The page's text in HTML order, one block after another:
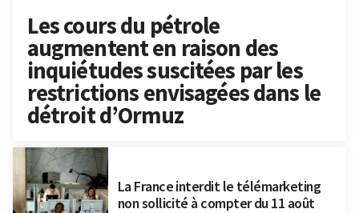
Les cours du pétrole
augmentent en raison des
inquiétudes suscitées par les
restrictions envisagées dans le
détroit d’Ormuz
La France interdit le télémarketing
non sollicité à compter du 11 août